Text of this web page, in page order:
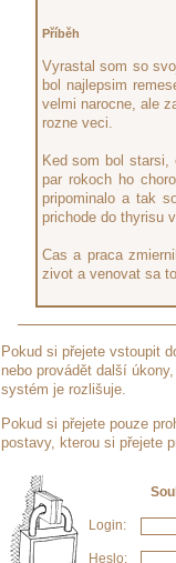
Příběh
Vyrastal som so
bol najlepsim
velmi narocne, ale
rozne veci.
Ked som bol
par rokoch ho
pripominalo a tak
prichode do thyrisu
Cas a praca
zivot a venovat sa
Pokud si přejete vstoupit
nebo provádět další
systém je rozlišuje.
Pokud si přejete pouze
postavy, kterou si přejete
Login:
Heslo: